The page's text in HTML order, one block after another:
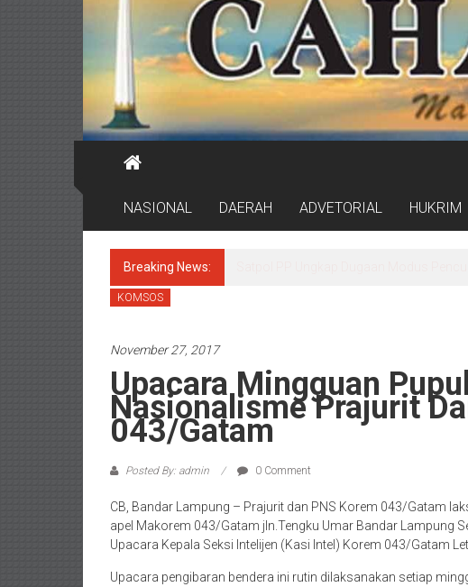
NASIONAL DAERAH ADVETORIAL HUKRIM
Breaking News:
KOMSOS
November 27, 2017
Upacara Mingguan
Nasionalisme Prajurit
043/Gatam
Posted By: admin 0 Comment
CB, Bandar Lampung – Prajurit dan PNS Korem 043/Gatam
apel Makorem 043/Gatam jln.Tengku Umar Bandar Lampung
Upacara Kepala Seksi Intelijen (Kasi Intel) Korem 043/Gatam
Upacara pengibaran bendera ini rutin dilaksanakan setiap